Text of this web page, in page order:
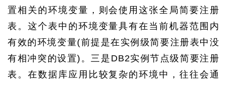
置相关的环境变量，则会使用这张全局简要注册
表。这个表中的环境变量具有在当前机器范围内
有效的环境变量(前提是在实例级简要注册表中没
有相冲突的设置)。三是DB2实例节点级简要注册
表。在数据库应用比较复杂的环境中，往往会通